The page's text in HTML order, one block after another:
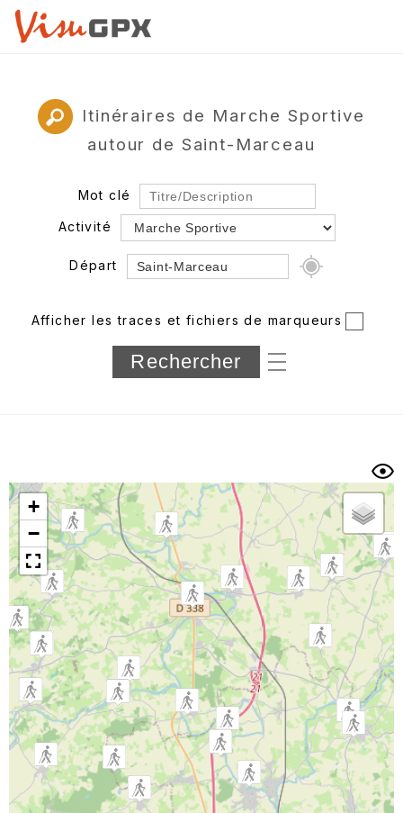
Itinéraires de Marche Sportive
autour de Saint-Marceau
Mot clé
Activité
Départ
Département
Longueur min/max
Trier par
Horodatage Photos
Afficher les traces et fichiers de marqueurs
+
−